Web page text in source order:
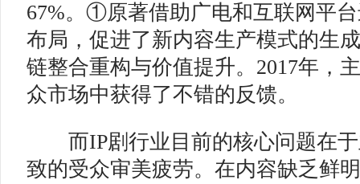
67%。①原著借助广电和互联网平
布局，促进了新内容生产模式的生
链整合重构与价值提升。2017年，
众市场中获得了不错的反馈。
而IP剧行业目前的核心问题在于
致的受众审美疲劳。在内容缺乏鲜